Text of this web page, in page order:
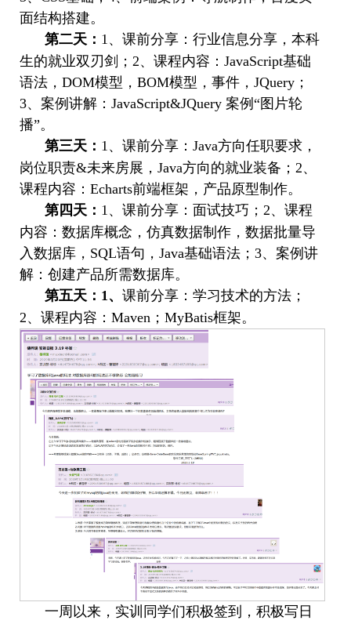
面结构搭建。
第二天： 1、课前分享：行业信息分享，本科
生的就业双刃剑； 2、课程内容： JavaScript基础
语法， DOM模型， BOM模型，事件， JQuery ；
3、案例讲解： JavaScript&JQuery 案例“图片轮
播”。
第三天： 1、课前分享： Java方向任职要求，
岗位职责&未来房展， Java方向的就业装备； 2、
课程内容： Echarts前端框架，产品原型制作。
第四天： 1、课前分享：面试技巧； 2、课程
内容：数据库概念，仿真数据制作，数据批量导
入数据库， SQL语句， Java基础语法； 3、案例讲
解：创建产品所需数据库。
第五天： 1、 课前分享：学习技术的方法；
2、课程内容： Maven ； MyBatis框架。
一周以来，实训同学们积极签到，积极写日